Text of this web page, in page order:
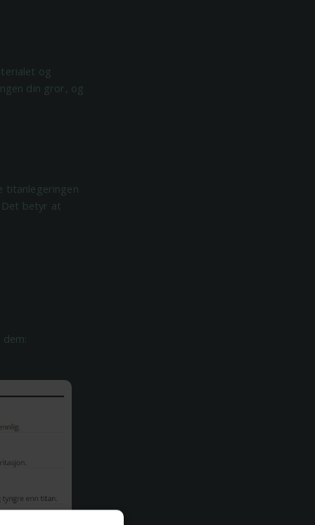
og
din gror, og
titanlegeringen
betyr at
dem: